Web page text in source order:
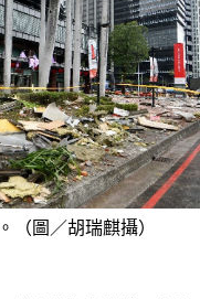
（圖／胡瑞麒攝）